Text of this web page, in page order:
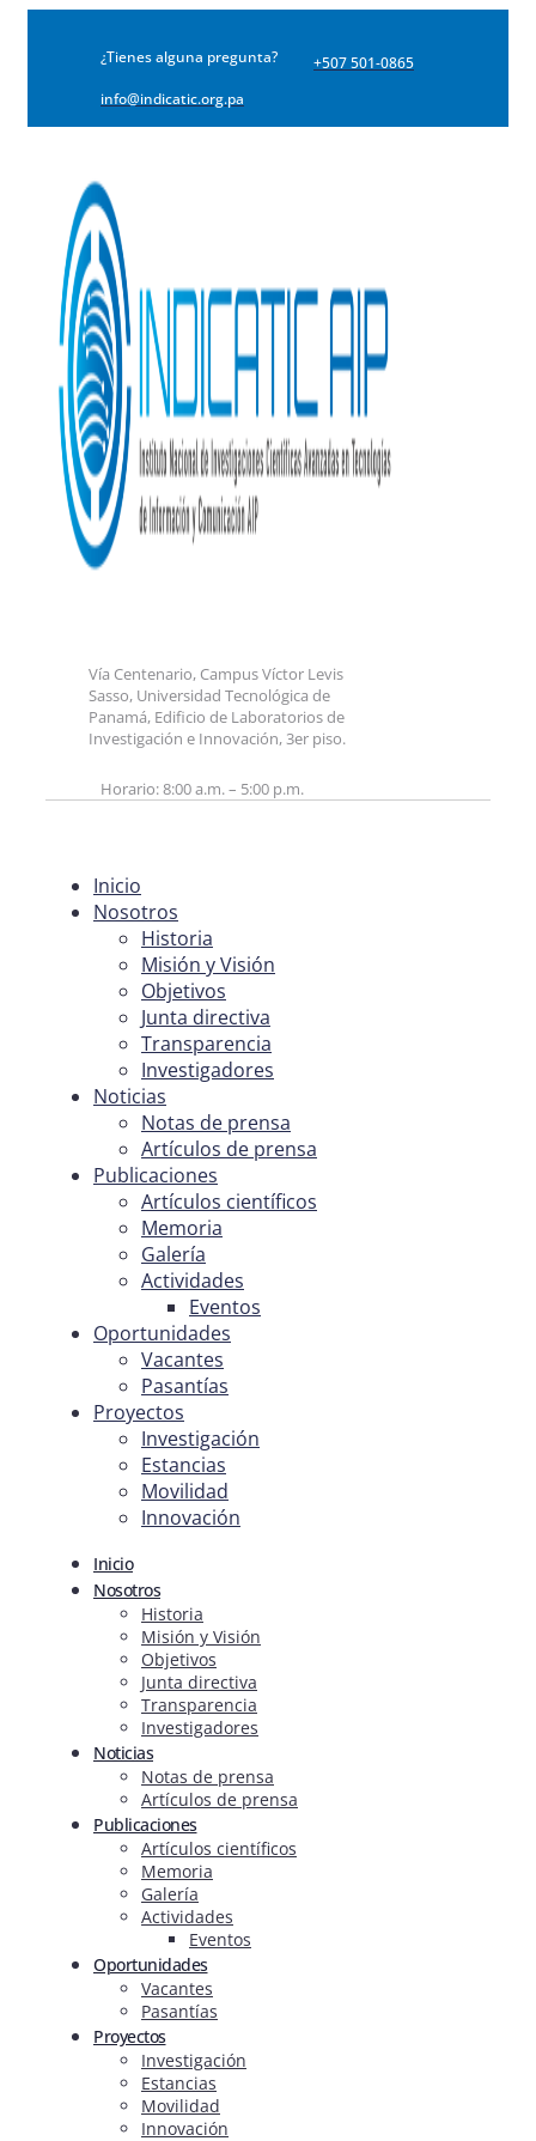
¿Tienes alguna pregunta?
+507 501-0865
info@indicatic.org.pa
Vía Centenario, Campus Víctor Levis
Sasso, Universidad Tecnológica de
Panamá, Edificio de Laboratorios de
Investigación e Innovación, 3er piso.
Horario: 8:00 a.m. – 5:00 p.m.
Inicio
Nosotros
Historia
Misión y Visión
Objetivos
Junta directiva
Transparencia
Investigadores
Noticias
Notas de prensa
Artículos de prensa
Publicaciones
Artículos científicos
Memoria
Galería
Actividades
Eventos
Oportunidades
Vacantes
Pasantías
Proyectos
Investigación
Estancias
Movilidad
Innovación
Inicio
Nosotros
Historia
Misión y Visión
Objetivos
Junta directiva
Transparencia
Investigadores
Noticias
Notas de prensa
Artículos de prensa
Publicaciones
Artículos científicos
Memoria
Galería
Actividades
Eventos
Oportunidades
Vacantes
Pasantías
Proyectos
Investigación
Estancias
Movilidad
Innovación